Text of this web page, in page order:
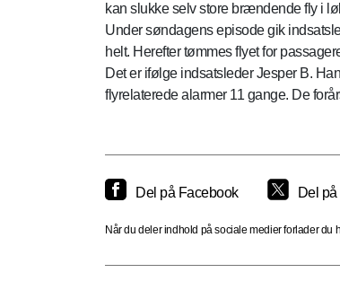
kan slukke selv store brændende fly i
Under søndagens episode gik
helt. Herefter tømmes flyet for
Det er ifølge indsatsleder Jesper B.
flyrelaterede alarmer 11 gange. De
Del på Facebook Del på
Når du deler indhold på sociale medier forlader